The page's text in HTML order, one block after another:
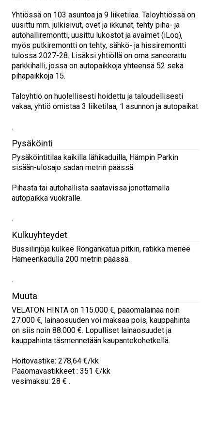
Yhtiössä on 103 asuntoa ja 9 liiketilaa. Taloyhtiössä on
uusittu mm. julkisivut, ovet ja ikkunat, tehty piha- ja
autohalliremontti, uusittu lukostot ja avaimet (iLoq),
myös putkiremontti on tehty, sähkö- ja hissiremontti
tulossa 2027-28. Lisäksi yhtiöllä on oma saneerattu
parkkihalli, jossa on autopaikkoja yhteensä 52 sekä
pihapaikkoja 15.
Taloyhtiö on huolellisesti hoidettu ja taloudellisesti
vakaa, yhtiö omistaa 3 liiketilaa, 1 asunnon ja autopaikat.
.
Pysäköinti
Pysäköintitilaa kaikilla lähikaduilla, Hämpin Parkin
sisään-ulosajo sadan metrin päässä.
Pihasta tai autohallista saatavissa jonottamalla
autopaikka vuokralle.
.
Kulkuyhteydet
Bussilinjoja kulkee Rongankatua pitkin, ratikka menee
Hämeenkadulla 200 metrin päässä.
.
Muuta
VELATON HINTA on 115.000 €, pääomalainaa noin
27.000 €, lainaosuuden voi maksaa pois, kauppahinta
on siis noin 88.000 €. Lopulliset lainaosuudet ja
kauppahinta täsmennetään kaupantekohetkellä.
Hoitovastike: 278,64 €/kk
Pääomavastikkeet : 351 €/kk
vesimaksu: 28 € .